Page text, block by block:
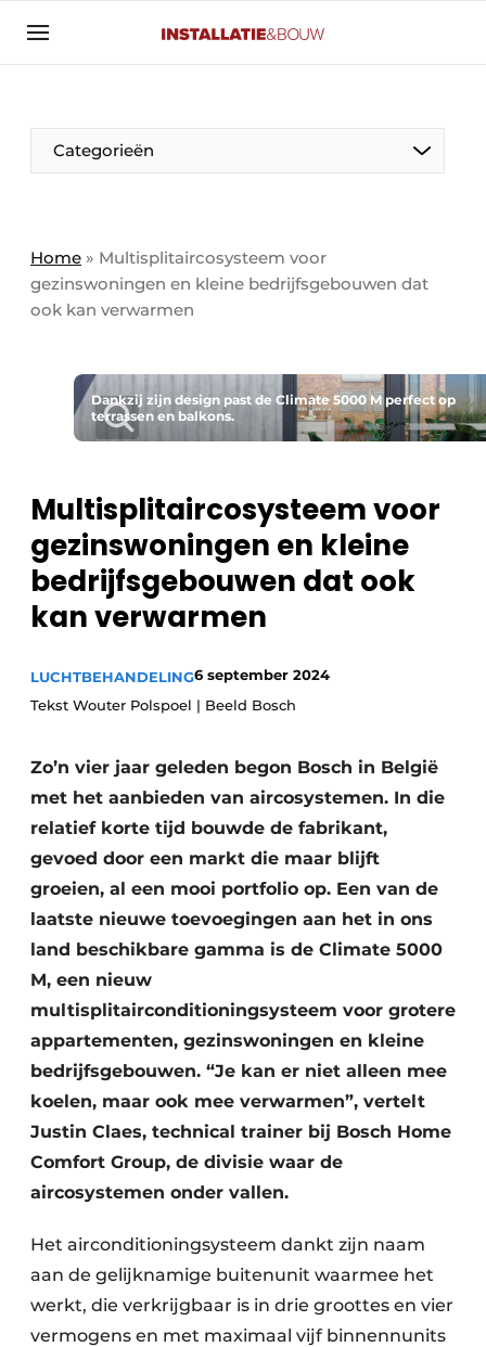
Aanmelden
Banner overzicht
BedrijvenAanmeldenBedankt voor de aanmelding
Contact
Evenement aanmelden
Nieuwsbrief
Podcasts
Vacature aanmelden
Vacatures
Video’s
Categorieën
Algemeen
Solar
Sanitair
Binnenklimaat
Ventilatie
Warmtepompen
Home » Multisplitaircosysteem voor
gezinswoningen en kleine bedrijfsgebouwen dat
ook kan verwarmen
Dankzij zijn design past de Climate 5000 M perfect op
terrassen en balkons.
Multisplitaircosysteem voor
gezinswoningen en kleine
bedrijfsgebouwen dat ook
kan verwarmen
LUCHTBEHANDELING6 september 2024
Tekst Wouter Polspoel | Beeld Bosch
Zo’n vier jaar geleden begon Bosch in België
met het aanbieden van aircosystemen. In die
relatief korte tijd bouwde de fabrikant,
gevoed door een markt die maar blijft
groeien, al een mooi portfolio op. Een van de
laatste nieuwe toevoegingen aan het in ons
land beschikbare gamma is de Climate 5000
M, een nieuw
multisplitairconditioningsysteem voor grotere
appartementen, gezinswoningen en kleine
bedrijfsgebouwen. “Je kan er niet alleen mee
koelen, maar ook mee verwarmen”, vertelt
Justin Claes, technical trainer bij Bosch Home
Comfort Group, de divisie waar de
aircosystemen onder vallen.
Het airconditioningsysteem dankt zijn naam
aan de gelijknamige buitenunit waarmee het
werkt, die verkrijgbaar is in drie groottes en vier
vermogens en met maximaal vijf binnennunits